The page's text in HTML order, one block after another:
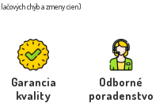
chýb a zmeny cien)
Garancia
kvality
Odborné
poradenstvo